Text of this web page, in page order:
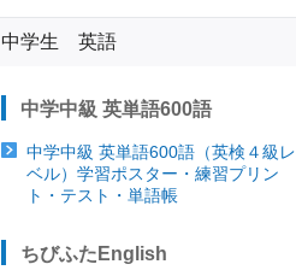
中学生 英語
中学中級 英単語600語
中学中級 英単語600語（英検４級レ
ベル）学習ポスター・練習プリン
ト・テスト・単語帳
ちびふたEnglish